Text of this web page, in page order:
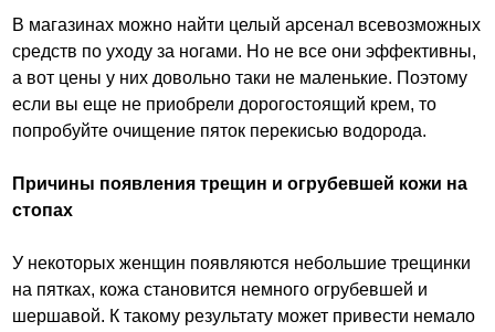
В магазинах можно найти целый арсенал всевозможных
средств по уходу за ногами. Но не все они эффективны,
а вот цены у них довольно таки не маленькие. Поэтому
если вы еще не приобрели дорогостоящий крем, то
попробуйте очищение пяток перекисью водорода.
Причины появления трещин и огрубевшей кожи на
стопах
У некоторых женщин появляются небольшие трещинки
на пятках, кожа становится немного огрубевшей и
шершавой. К такому результату может привести немало